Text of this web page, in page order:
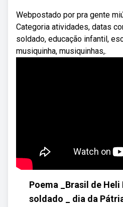
Webpostado por pra gente
Categoria atividades, datas
soldado, educação infantil,
musiquinha, musiquinhas,.
Poema _Brasil de
soldado _ dia da